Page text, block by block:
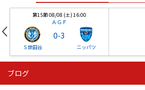
第15節 08/08 (土) 16:00
ＡＧＦ
Ｓ世田谷
0-3
ニッパツ
ニッパツ
ブログ